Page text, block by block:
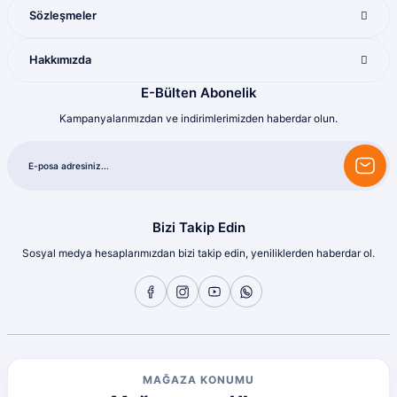
Sorunsuz
Sözleşmeler
Hakkımızda
E-Bülten Abonelik
Kampanyalarımızdan ve indirimlerimizden haberdar olun.
Bizi Takip Edin
Sosyal medya hesaplarımızdan bizi takip edin, yeniliklerden haberdar ol.
MAĞAZA KONUMU